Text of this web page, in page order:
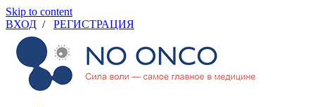
Skip to content
ВХОД / РЕГИСТРАЦИЯ